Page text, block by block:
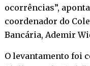
ocorrências”,
coordenador do
Bancária, Ademir
O levantamento foi